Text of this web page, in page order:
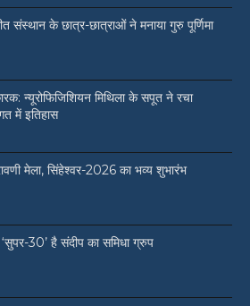
संस्थान के छात्र-छात्राओं ने मनाया गुरु पूर्णिमा
न्यूरोफिजिशियन मिथिला के सपूत ने रचा
में इतिहास
मेला, सिंहेश्वर-2026 का भव्य शुभारंभ
30’ है संदीप का समिधा ग्रुप